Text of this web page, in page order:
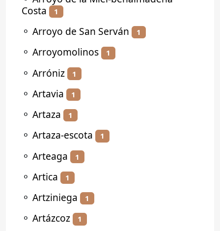
Costa
1
⚬ Arroyo de San Serván 1
⚬ Arroyomolinos 1
⚬ Arróniz 1
⚬ Artavia 1
⚬ Artaza 1
⚬ Artaza-escota 1
⚬ Arteaga 1
⚬ Artica 1
⚬ Artziniega 1
⚬ Artázcoz 1